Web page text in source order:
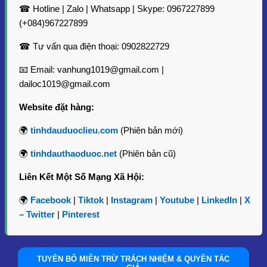
Tiêu Chuẩn Kỹ Thuật
Bộ phận chiết xuất: Hạt
Hình thức: Chất lỏng
Màu sắc: Vàng nhạt
Mùi vị: Hương thơm ấm áp, tươi mát, cay nồng
Tỷ trọng ở 25ºC
Chỉ số khúc xạ ở 20ºC
Selinene: 15 – 20%
coumarin và axit linoleic
Sản lượng cung ứng: 500kg/tháng
Xuất xứ : India/Indonesia/Vietnam
☎ Hotline | Zalo | Whatsapp | Skype: 0967227899
(+084)967227899
☎ Tư vấn qua điện thoại: 0902822729
📧 Email: vanhung1019@gmail.com |
dailoc1019@gmail.com
Website đặt hàng:
tinhdauduoclieu.com (Phiên bản mới)
tinhdauthaoduoc.net (Phiên bản cũ)
Liên Kết Một Số Mạng Xã Hội:
Facebook | Tiktok | Instagram | Youtube | LinkedIn | X
– Twitter | Pinterest
TUYÊN BỐ MIỄN TRỪ TRÁCH NHIỆM & QUYỀN TÁC